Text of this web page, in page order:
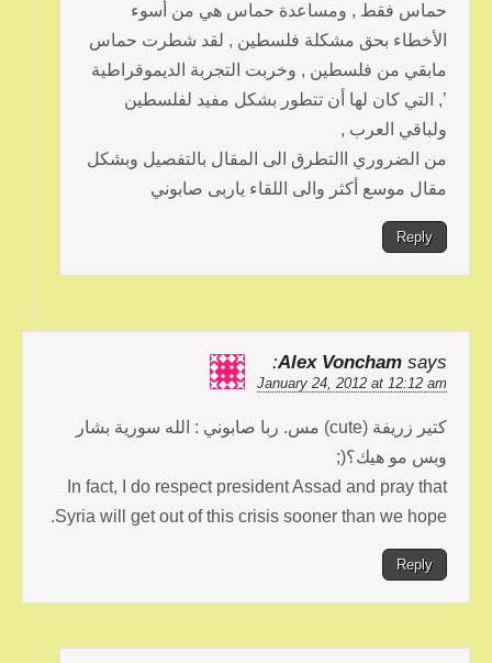
حماس فقط , ومساعدة حماس هي من أسوء
الأخطاء بحق مشكلة فلسطين , لقد شطرت حماس
مابقي من فلسطين , وخربت التجربة الديموقراطية
’, التي كان لها أن تتطور بشكل مفيد لفلسطين
ولباقي العرب ,
من الضروري االتطرق الى المقال بالتفصيل وبشكل
مقال موسع أكثر والى اللقاء ياربى صابوني
Reply
Alex Voncham says:
January 24, 2012 at 12:12 am
كتير زريفة (cute) مس. ربا صابوني : الله سورية بشار
وبس مو هيك؟(;
In fact, I do respect president Assad and pray that
Syria will get out of this crisis sooner than we hope.
Reply